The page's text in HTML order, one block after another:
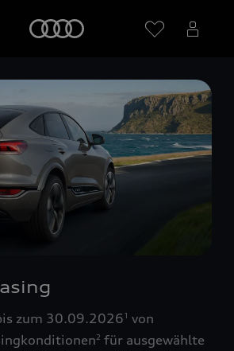
zum 30.09.20261 von
2 für ausgewählte